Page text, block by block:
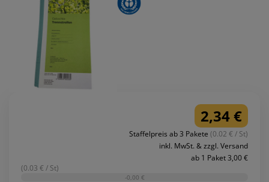
2,34 €
Staffelpreis ab 3 Pakete (0.02 € / St)
inkl. MwSt. & zzgl. Versand
ab 1 Paket 3,00 €
(0.03 € / St)
-0,00 €